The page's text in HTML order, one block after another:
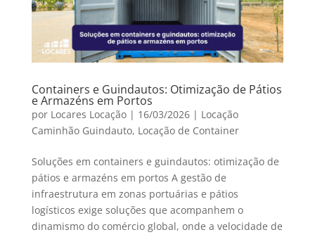
Containers e Guindautos: Otimização de Pátios
e Armazéns em Portos
por Locares Locação| 16/03/2026| Locação
Caminhão Guindauto, Locação de Container
Soluções em containers e guindautos: otimização de
pátios e armazéns em portos A gestão de
infraestrutura em zonas portuárias e pátios
logísticos exige soluções que acompanhem o
dinamismo do comércio global, onde a velocidade de